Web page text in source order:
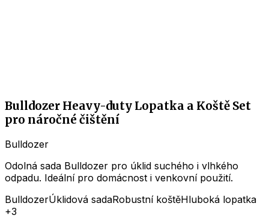
Bulldozer Heavy-duty Lopatka a Koště Set
pro náročné čištění
Bulldozer
Odolná sada Bulldozer pro úklid suchého i vlhkého
odpadu. Ideální pro domácnost i venkovní použití.
BulldozerÚklidová sadaRobustní koštěHluboká lopatka
+3